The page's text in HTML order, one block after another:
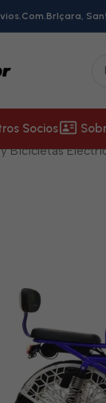
Içara,
Socios
Bicicletas